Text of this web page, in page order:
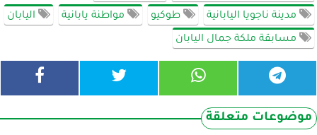
مدينة ناجويا اليابانية طوكيو مواطنة يابانية اليابان
مسابقة ملكة جمال اليابان
موضوعات متعلقة